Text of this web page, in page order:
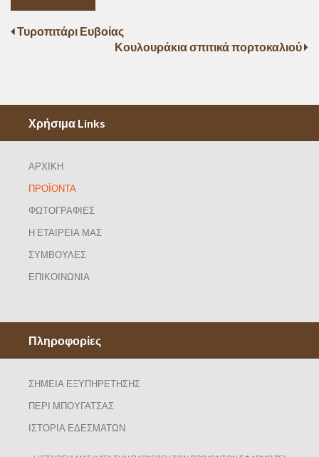
Τυροπιτάρι Ευβοίας
Κουλουράκια σπιτικά πορτοκαλιού
Χρήσιμα Links
ΑΡΧΙΚΗ
ΠΡΟΪΟΝΤΑ
ΦΩΤΟΓΡΑΦΙΕΣ
Η ΕΤΑΙΡΕΙΑ ΜΑΣ
ΣΥΜΒΟΥΛΕΣ
ΕΠΙΚΟΙΝΩΝΙΑ
Πληροφορίες
ΣΗΜΕΙΑ ΕΞΥΠΗΡΕΤΗΣΗΣ
ΠΕΡΙ ΜΠΟΥΓΑΤΣΑΣ
ΙΣΤΟΡΙΑ ΕΔΕΣΜΑΤΩΝ